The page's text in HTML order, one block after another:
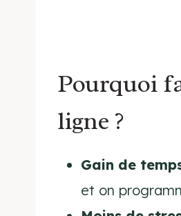
Pourquoi
ligne ?
Gain de
et on